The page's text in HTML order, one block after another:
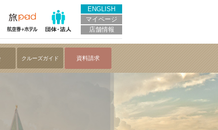
ENGLISH
マイページ
店舗情報
クルーズガイド 資料請求